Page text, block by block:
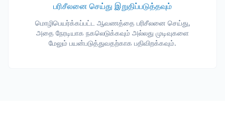
பரிசீலனை செய்து இறுதிப்படுத்தவும்
மொழிபெயர்க்கப்பட்ட ஆவணத்தை பரிசீலனை செய்து,
அதை நேரடியாக நகலெடுக்கவும் அல்லது முடிவுகளை
மேலும் பயன்படுத்துவதற்காக பதிவிறக்கவும்.